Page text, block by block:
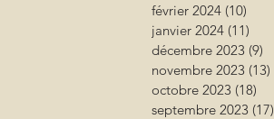
février 2024 (10)
janvier 2024 (11)
décembre 2023 (9)
novembre 2023 (13)
octobre 2023 (18)
septembre 2023 (17)